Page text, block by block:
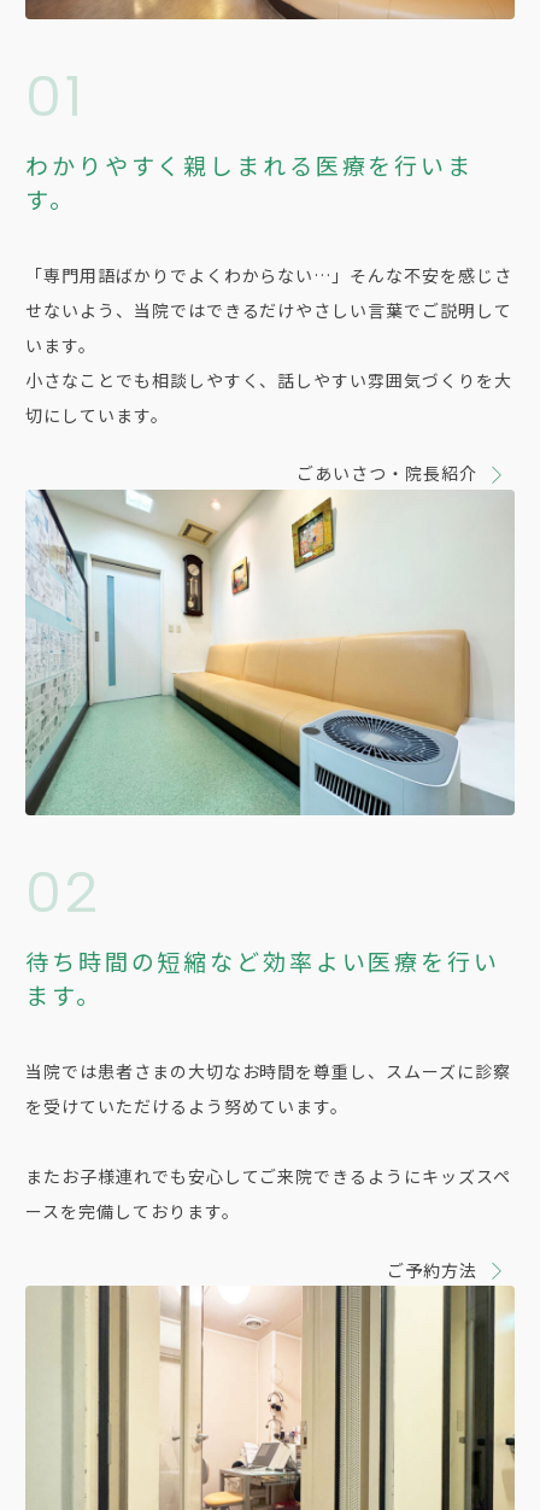
01
わかりやすく親しまれる医療を行いま
す。
「専門用語ばかりでよくわからない…」そんな不安を感じさ
せないよう、当院ではできるだけやさしい言葉でご説明して
います。
小さなことでも相談しやすく、話しやすい雰囲気づくりを大
切にしています。
ごあいさつ・院長紹介
02
待ち時間の短縮など効率よい医療を行い
ます。
当院では患者さまの大切なお時間を尊重し、スムーズに診察
を受けていただけるよう努めています。
またお子様連れでも安心してご来院できるようにキッズスペ
ースを完備しております。
ご予約方法